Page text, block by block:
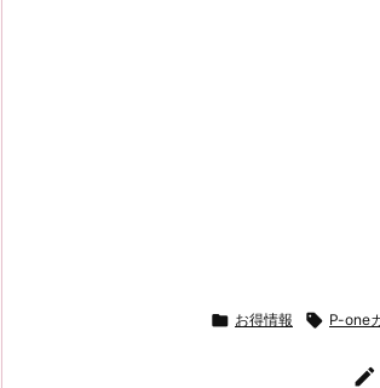
 お得情報  P-one
